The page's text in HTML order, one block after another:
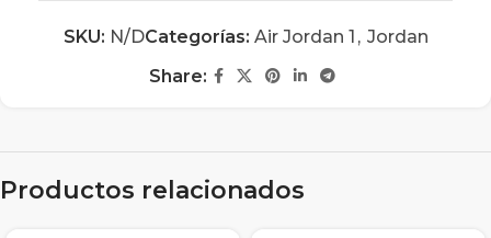
SKU: N/DCategorías: Air Jordan 1 , Jordan
Share:
Productos relacionados